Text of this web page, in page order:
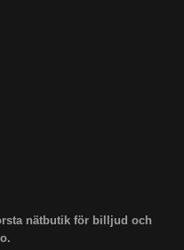
nätbutik för billjud och